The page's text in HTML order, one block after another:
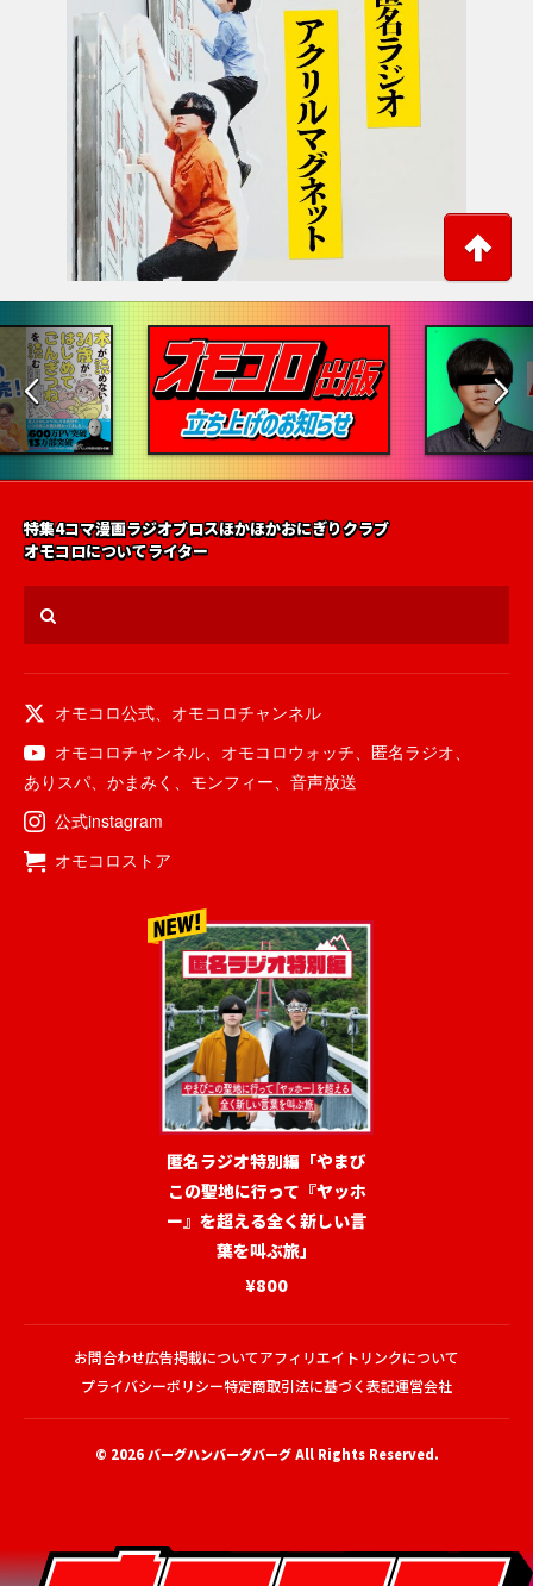
特集4コマ漫画ラジオブロスほかほかおにぎりクラブ
オモコロについてライター
オモコロ公式、 オモコロチャンネル
オモコロチャンネル、 オモコロウォッチ、 匿名ラジオ、
ありスパ、 かまみく 、 モンフィー、 音声放送
公式instagram
オモコロストア
匿名ラジオ特別編「やまび
この聖地に行って『ヤッホ
ー』を超える全く新しい言
葉を叫ぶ旅」
¥800
お問合わせ広告掲載についてアフィリエイトリンクについて
プライバシーポリシー特定商取引法に基づく表記運営会社
© 2026バーグハンバーグバーグAll Rights Reserved.